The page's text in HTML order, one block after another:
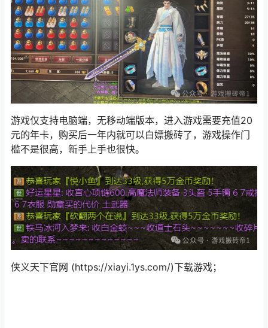
游戏仅支持电脑端，无移动端版本，进入游戏需要充值20
元的年卡，购买后一年内就可以白嫖搬砖了，游戏操作门
槛不是很高，新手上手也很快。
侠义天下官网 (https://xiayi.1ys.com/)下载游戏；